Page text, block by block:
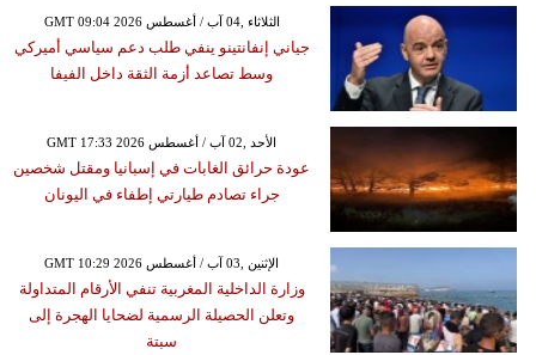
GMT 09:04 2026 الثلاثاء ,04 آب / أغسطس
جياني إنفانتينو ينفي طلب دعم سياسي أميركي
وسط تصاعد أزمة الثقة داخل الفيفا
GMT 17:33 2026 الأحد ,02 آب / أغسطس
عودة حرائق الغابات في إسبانيا ومقتل شخصين
جراء تصادم طيارتي إطفاء في اليونان
GMT 10:29 2026 الإثنين ,03 آب / أغسطس
وزارة الداخلية المغربية تنفي الأرقام المتداولة
وتعلن الحصيلة الرسمية لضحايا الهجرة إلى
سبتة